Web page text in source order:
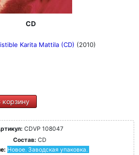
CD
Karita Mattila (CD) (2010)
корзину
CDVP 108047
Состав: CD
Новое. Заводская упаковка.